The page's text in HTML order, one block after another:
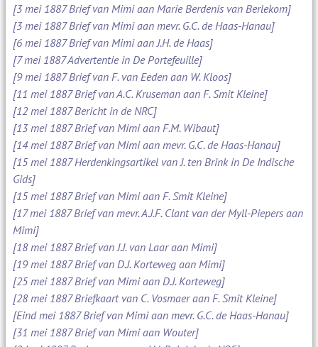
[3 mei 1887 Brief van Mimi aan Marie Berdenis van Berlekom]
[3 mei 1887 Brief van Mimi aan mevr. G.C. de Haas-Hanau]
[6 mei 1887 Brief van Mimi aan J.H. de Haas]
[7 mei 1887 Advertentie in De Portefeuille]
[9 mei 1887 Brief van F. van Eeden aan W. Kloos]
[11 mei 1887 Brief van A.C. Kruseman aan F. Smit Kleine]
[12 mei 1887 Bericht in de NRC]
[13 mei 1887 Brief van Mimi aan F.M. Wibaut]
[14 mei 1887 Brief van Mimi aan mevr. G.C. de Haas-Hanau]
[15 mei 1887 Herdenkingsartikel van J. ten Brink in De Indische
Gids]
[15 mei 1887 Brief van Mimi aan F. Smit Kleine]
[17 mei 1887 Brief van mevr. A.J.F. Clant van der Myll-Piepers aan
Mimi]
[18 mei 1887 Brief van J.J. van Laar aan Mimi]
[19 mei 1887 Brief van D.J. Korteweg aan Mimi]
[25 mei 1887 Brief van Mimi aan D.J. Korteweg]
[28 mei 1887 Briefkaart van C. Vosmaer aan F. Smit Kleine]
[Eind mei 1887 Brief van Mimi aan mevr. G.C. de Haas-Hanau]
[31 mei 1887 Brief van Mimi aan Wouter]